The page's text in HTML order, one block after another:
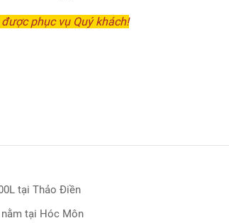
phục vụ Quý khách!
tại Thảo Điền
tại Hóc Môn